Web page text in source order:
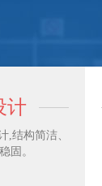
计
,结构简洁、
固。